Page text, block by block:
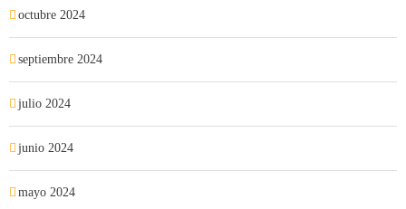
octubre 2024
septiembre 2024
julio 2024
junio 2024
mayo 2024